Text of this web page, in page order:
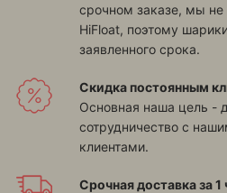
срочном заказе, мы
HiFloat, поэтому
заявленного срока.
Скидка постоянным
Основная наша цель -
сотрудничество с
клиентами.
Срочная доставка за 1